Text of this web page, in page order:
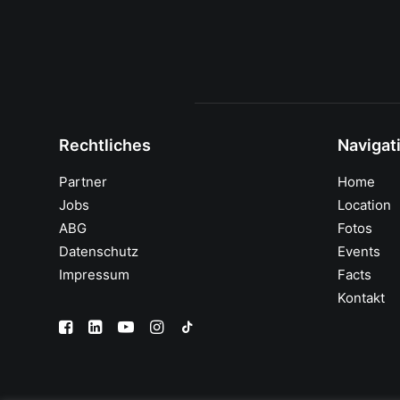
Rechtliches
Partner
Jobs
ABG
Datenschutz
Impressum
Home
Location
Fotos
Events
Facts
Kontakt